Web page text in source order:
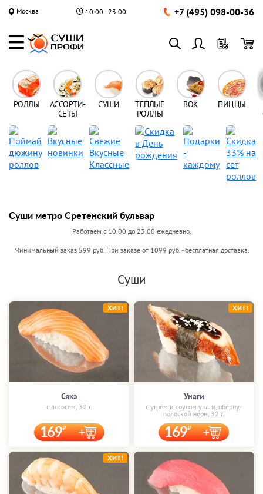
Москва 10:00 - 23:00 +7 (495) 098-00-36
РОЛЛЫ
АССОРТИ-
СЕТЫ
СУШИ
ТЕПЛЫЕ
РОЛЛЫ
ВОК ПИЦЦЫ
Суши метро Сретенский бульвар
Работаем с 10.00 до 23.00 ежедневно.
Минимальный заказ 599 руб. При заказе от 1099 руб. - бесплатная доставка.
Суши
Сякэ
с лососем, 32 г.
169
ХИТ!
Унаги
с угрём и соусом унаги, обёрнут
полоской нори, 32 г.
169
ХИТ!
ХИТ!